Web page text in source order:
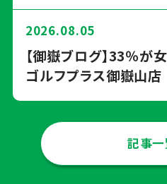
2026.08.05
【御嶽ブログ】33％
ゴルフプラス御嶽山店
記事